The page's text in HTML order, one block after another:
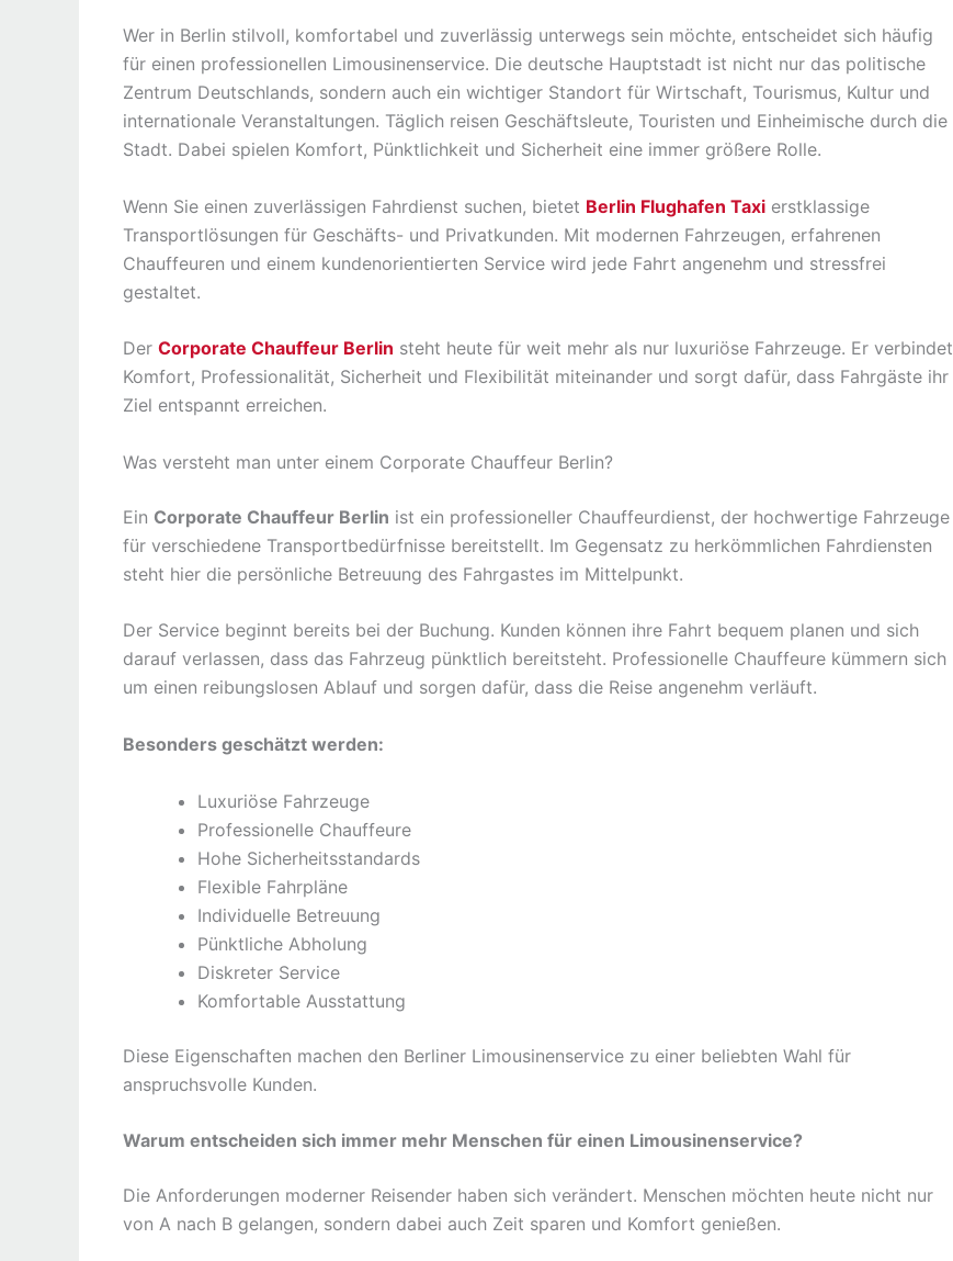
Wer in Berlin stilvoll, komfortabel und zuverlässig unterwegs sein möchte, entscheidet sich häufig
für einen professionellen Limousinenservice. Die deutsche Hauptstadt ist nicht nur das politische
Zentrum Deutschlands, sondern auch ein wichtiger Standort für Wirtschaft, Tourismus, Kultur und
internationale Veranstaltungen. Täglich reisen Geschäftsleute, Touristen und Einheimische durch die
Stadt. Dabei spielen Komfort, Pünktlichkeit und Sicherheit eine immer größere Rolle.
Wenn Sie einen zuverlässigen Fahrdienst suchen, bietet Berlin Flughafen Taxi erstklassige
Transportlösungen für Geschäfts- und Privatkunden. Mit modernen Fahrzeugen, erfahrenen
Chauffeuren und einem kundenorientierten Service wird jede Fahrt angenehm und stressfrei
gestaltet.
Der Corporate Chauffeur Berlin steht heute für weit mehr als nur luxuriöse Fahrzeuge. Er verbindet
Komfort, Professionalität, Sicherheit und Flexibilität miteinander und sorgt dafür, dass Fahrgäste ihr
Ziel entspannt erreichen.
Was versteht man unter einem Corporate Chauffeur Berlin?
Ein Corporate Chauffeur Berlin ist ein professioneller Chauffeurdienst, der hochwertige Fahrzeuge
für verschiedene Transportbedürfnisse bereitstellt. Im Gegensatz zu herkömmlichen Fahrdiensten
steht hier die persönliche Betreuung des Fahrgastes im Mittelpunkt.
Der Service beginnt bereits bei der Buchung. Kunden können ihre Fahrt bequem planen und sich
darauf verlassen, dass das Fahrzeug pünktlich bereitsteht. Professionelle Chauffeure kümmern sich
um einen reibungslosen Ablauf und sorgen dafür, dass die Reise angenehm verläuft.
Besonders geschätzt werden:
Luxuriöse Fahrzeuge
Professionelle Chauffeure
Hohe Sicherheitsstandards
Flexible Fahrpläne
Individuelle Betreuung
Pünktliche Abholung
Diskreter Service
Komfortable Ausstattung
Diese Eigenschaften machen den Berliner Limousinenservice zu einer beliebten Wahl für
anspruchsvolle Kunden.
Warum entscheiden sich immer mehr Menschen für einen Limousinenservice?
Die Anforderungen moderner Reisender haben sich verändert. Menschen möchten heute nicht nur
von A nach B gelangen, sondern dabei auch Zeit sparen und Komfort genießen.